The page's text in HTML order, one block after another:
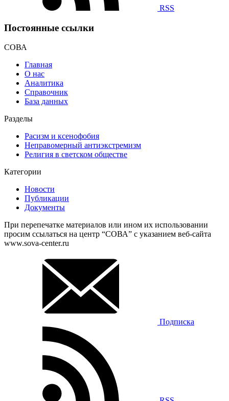
RSS
Постоянные ссылки
СОВА
Главная
О нас
Аналитика
Справочник
База данных
Разделы
Расизм и ксенофобия
Неправомерный антиэкстремизм
Религия в светском обществе
Категории
Новости
Публикации
Документы
При перепечатке материалов или ином их использовании
просим ссылаться на центр “СОВА” с указанием веб-сайта
www.sova-center.ru
Подписка